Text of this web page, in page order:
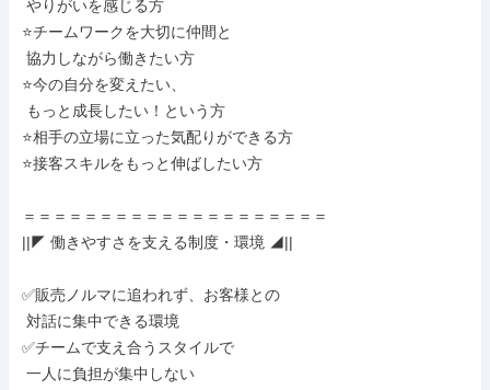
⭐チームワークを大切に仲間と
⭐今の自分を変えたい、
⭐相手の立場に立った気配りができる方
⭐接客スキルをもっと伸ばしたい方
＝＝＝＝＝＝＝＝＝＝＝＝＝＝＝＝＝＝＝＝
||◤ 働きやすさを支える制度・環境 ◢||
✅販売ノルマに追われず、お客様との
✅チームで支え合うスタイルで